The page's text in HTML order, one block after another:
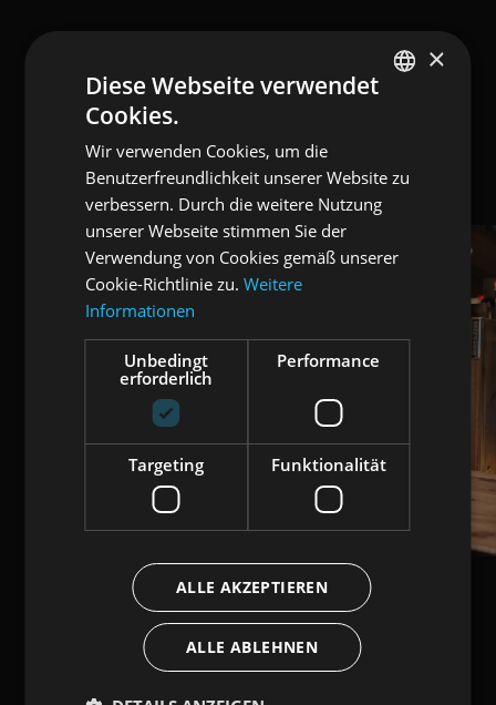
×
Diese Webseite verwendet
Cookies.
Wir verwenden Cookies, um die
Benutzerfreundlichkeit unserer Website zu
verbessern. Durch die weitere Nutzung
unserer Webseite stimmen Sie der
Verwendung von Cookies gemäß unserer
Cookie-Richtlinie zu. Weitere
Informationen
Unbedingt
erforderlich
Performance
Targeting Funktionalität
ALLE AKZEPTIEREN
ALLE ABLEHNEN